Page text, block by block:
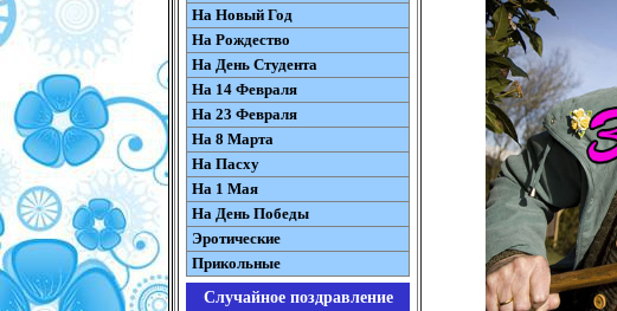
На Новый Год
На Рождество
На День Студента
На 14 Февраля
На 23 Февраля
На 8 Марта
На Пасху
На 1 Мая
На День Победы
Эротические
Прикольные
Случайное поздравление